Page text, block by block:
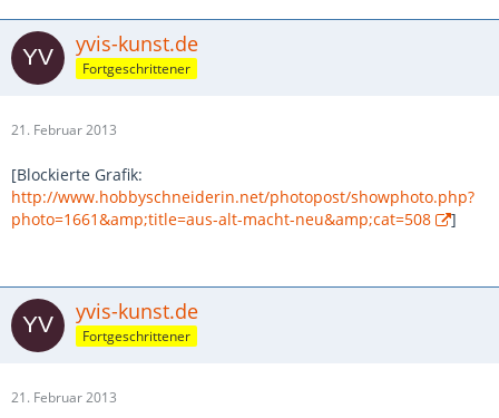
yvis-kunst.de
Fortgeschrittener
21. Februar 2013
[Blockierte Grafik:
http://www.hobbyschneiderin.net/photopost/showphoto.php?
photo=1661&amp;title=aus-alt-macht-neu&amp;cat=508
]
yvis-kunst.de
Fortgeschrittener
21. Februar 2013